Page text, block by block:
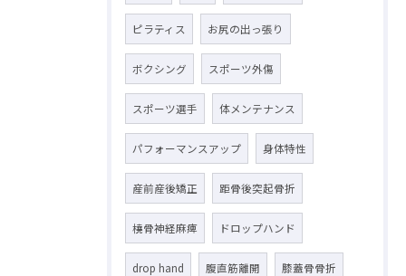
ピラティス お尻の出っ張り
ボクシング スポーツ外傷
スポーツ選手 体メンテナンス
パフォーマンスアップ 身体特性
産前産後矯正 距骨後突起骨折
橈骨神経麻痺 ドロップハンド
drop hand 腹直筋離開 膝蓋骨骨折